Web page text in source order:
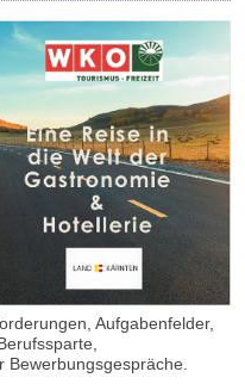
Aufgabenfelder,